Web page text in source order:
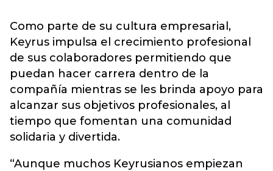
Como parte de su cultura empresarial,
Keyrus impulsa el crecimiento profesional
de sus colaboradores permitiendo que
puedan hacer carrera dentro de la
compañía mientras se les brinda apoyo para
alcanzar sus objetivos profesionales, al
tiempo que fomentan una comunidad
solidaria y divertida.
“Aunque muchos Keyrusianos empiezan